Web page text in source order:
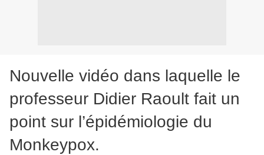
Nouvelle vidéo dans laquelle le
professeur Didier Raoult fait un
point sur l’épidémiologie du
Monkeypox.